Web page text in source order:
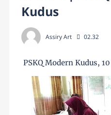
Kudus
Assiry Art 02.32
PSKQ Modern Kudus,